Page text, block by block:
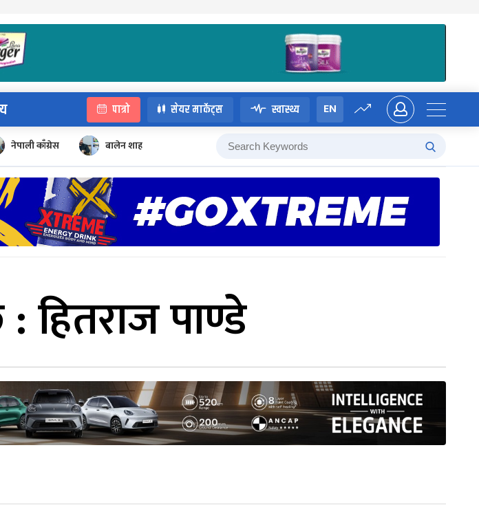
पात्रो सेयर मार्केट्स स्वास्थ्य EN
नेपाली काँग्रेस बालेन शाह
पाण्डे